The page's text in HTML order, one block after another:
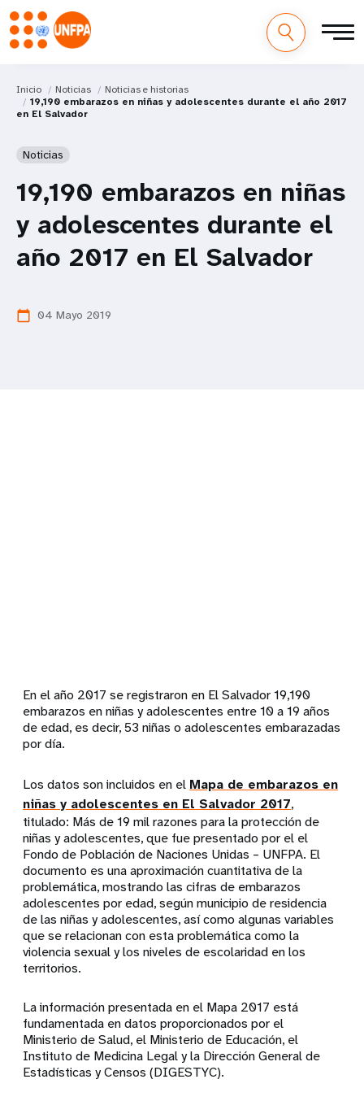
Inicio Noticias
Noticias e historias
19,190 embarazos en niñas y adolescentes durante el año 2017
en El Salvador
Noticias
19,190 embarazos en niñas
y adolescentes durante el
año 2017 en El Salvador
calendar_today 04 Mayo 2019
En el año 2017 se registraron en El Salvador 19,190
embarazos en niñas y adolescentes entre 10 a 19 años
de edad, es decir, 53 niñas o adolescentes embarazadas
por día.
Los datos son incluidos en el Mapa de embarazos en
niñas y adolescentes en El Salvador 2017,
titulado: Más de 19 mil razones para la protección de
niñas y adolescentes, que fue presentado por el el
Fondo de Población de Naciones Unidas – UNFPA. El
documento es una aproximación cuantitativa de la
problemática, mostrando las cifras de embarazos
adolescentes por edad, según municipio de residencia
de las niñas y adolescentes, así como algunas variables
que se relacionan con esta problemática como la
violencia sexual y los niveles de escolaridad en los
territorios.
La información presentada en el Mapa 2017 está
fundamentada en datos proporcionados por el
Ministerio de Salud, el Ministerio de Educación, el
Instituto de Medicina Legal y la Dirección General de
Estadísticas y Censos (DIGESTYC).